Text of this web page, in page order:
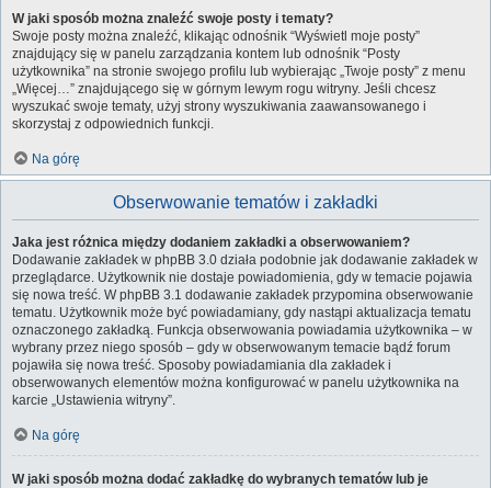
W jaki sposób można znaleźć swoje posty i tematy?
Swoje posty można znaleźć, klikając odnośnik “Wyświetl moje posty”
znajdujący się w panelu zarządzania kontem lub odnośnik “Posty
użytkownika” na stronie swojego profilu lub wybierając „Twoje posty” z menu
„Więcej…” znajdującego się w górnym lewym rogu witryny. Jeśli chcesz
wyszukać swoje tematy, użyj strony wyszukiwania zaawansowanego i
skorzystaj z odpowiednich funkcji.
Na górę
Obserwowanie tematów i zakładki
Jaka jest różnica między dodaniem zakładki a obserwowaniem?
Dodawanie zakładek w phpBB 3.0 działa podobnie jak dodawanie zakładek w
przeglądarce. Użytkownik nie dostaje powiadomienia, gdy w temacie pojawia
się nowa treść. W phpBB 3.1 dodawanie zakładek przypomina obserwowanie
tematu. Użytkownik może być powiadamiany, gdy nastąpi aktualizacja tematu
oznaczonego zakładką. Funkcja obserwowania powiadamia użytkownika – w
wybrany przez niego sposób – gdy w obserwowanym temacie bądź forum
pojawiła się nowa treść. Sposoby powiadamiania dla zakładek i
obserwowanych elementów można konfigurować w panelu użytkownika na
karcie „Ustawienia witryny”.
Na górę
W jaki sposób można dodać zakładkę do wybranych tematów lub je